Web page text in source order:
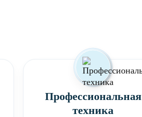
Профессиональная
техника